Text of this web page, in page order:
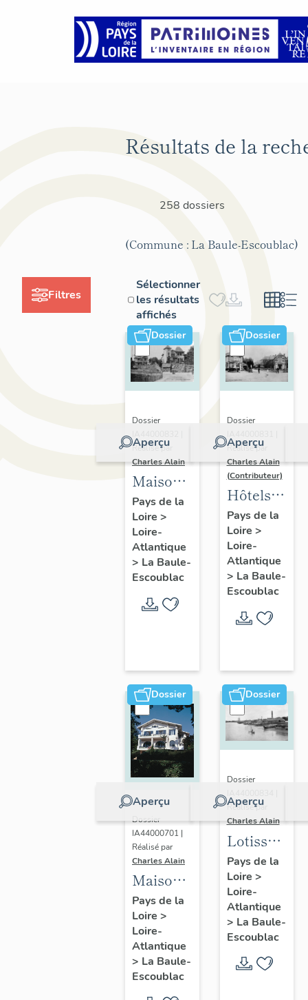
Filtres
Résultats de la
258 dossiers
(Commune : La Baule-Escoublac)
Sélectionner
les résultats
affichés
Dossier
Aperçu
Dossier
Réalisé par
Charles Alain
Maisons
dites
villas
balnéaires
et
immeubles
logements
de La
Baule-
Escoublac
Pays de la
Loire >
Loire-
Atlantique
> La Baule-
Escoublac
Dossier
Aperçu
Dossier
Réalisé par
Charles Alain
(Contributeur)
Hôtels
de
voyageurs
de la
commune
de La
Baule-
Escoublac
Pays de la
Loire >
Loire-
Atlantique
> La Baule-
Escoublac
Dossier
Aperçu
Dossier
IA44000701 |
Réalisé par
Charles Alain
Maison
dite villa
balnéaire
Ohentzea,
7 avenue
Professeur-
Thiroloix
Pays de la
Loire >
Loire-
Atlantique
> La Baule-
Escoublac
Dossier
Aperçu
Dossier
Réalisé par
Charles Alain
concerté
Benoit
Pays de la
Loire >
Loire-
Atlantique
> La Baule-
Escoublac